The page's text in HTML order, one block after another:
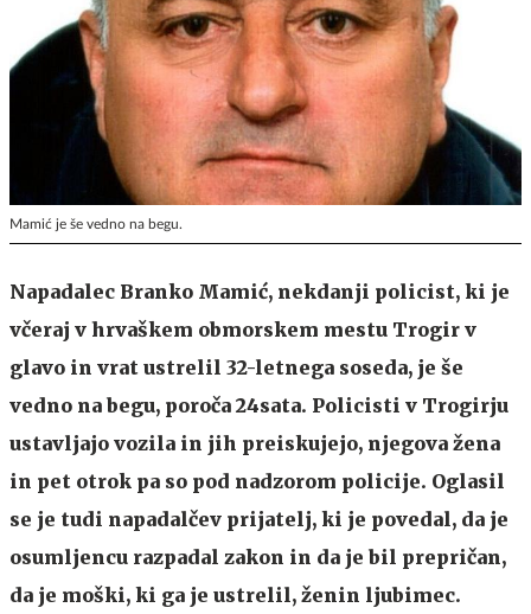
Mamić je še vedno na begu.
Napadalec Branko Mamić, nekdanji policist, ki je
včeraj v hrvaškem obmorskem mestu Trogir v
glavo in vrat ustrelil 32-letnega soseda, je še
vedno na begu, poroča 24sata. Policisti v Trogirju
ustavljajo vozila in jih preiskujejo, njegova žena
in pet otrok pa so pod nadzorom policije. Oglasil
se je tudi napadalčev prijatelj, ki je povedal, da je
osumljencu razpadal zakon in da je bil prepričan,
da je moški, ki ga je ustrelil, ženin ljubimec.